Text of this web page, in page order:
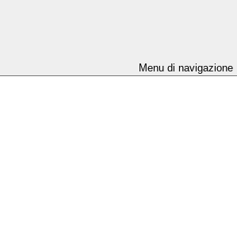
Menu di navigazione